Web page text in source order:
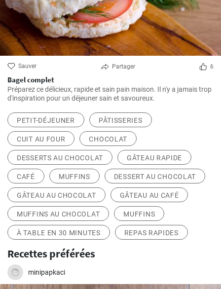
Sauver Partager 6
Bagel complet
Préparez ce délicieux, rapide et sain pain maison. Il n'y a jamais trop
d'inspiration pour un déjeuner sain et savoureux.
PETIT-DÉJEUNER PÂTISSERIES
CUIT AU FOUR CHOCOLAT
DESSERTS AU CHOCOLAT GÂTEAU RAPIDE
CAFÉ MUFFINS DESSERT AU CHOCOLAT
GÂTEAU AU CHOCOLAT GÂTEAU AU CAFÉ
MUFFINS AU CHOCOLAT MUFFINS
À TABLE EN 30 MINUTES REPAS RAPIDES
Recettes préférées
minipapkaci